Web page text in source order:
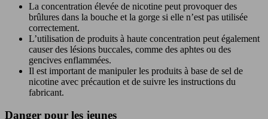
La concentration élevée de nicotine peut provoquer des
brûlures dans la bouche et la gorge si elle n’est pas utilisée
correctement.
L’utilisation de produits à haute concentration peut également
causer des lésions buccales, comme des aphtes ou des
gencives enflammées.
Il est important de manipuler les produits à base de sel de
nicotine avec précaution et de suivre les instructions du
fabricant.
Danger pour les jeunes